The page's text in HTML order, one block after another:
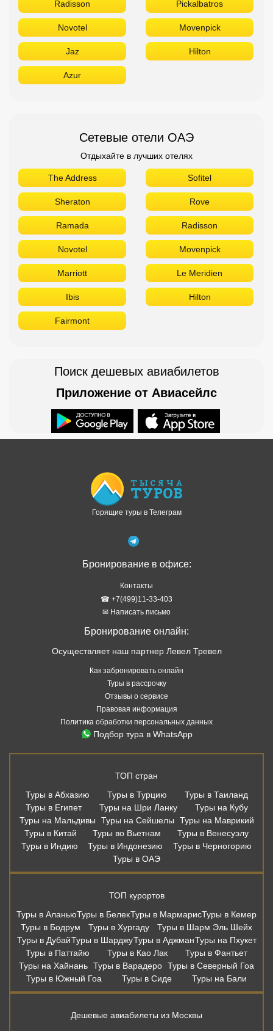
Sheraton Sentido
Radisson Pickalbatros
Novotel Movenpick
Jaz
Сетевые отели ОАЭ
Отдыхайте в лучших отелях
The Address Sofitel
Sheraton Rove
Ramada Radisson
Novotel Movenpick
Marriott Le Meridien
Ibis
Поиск дешевых авиабилетов
Приложение от Авиасейлс
Горящие туры в Телеграм
Бронирование в офисе:
Контакты
✉ Написать письмо
Бронирование онлайн:
Осуществляет наш партнер Левел Тревел
Как забронировать онлайн
Туры в рассрочку
Отзывы о сервисе
Правовая информация
ТОП стран
Туры в Абхазию
Туры в Турцию
Туры в Таиланд
Туры в Египет
Туры на Шри Ланку
Туры на Кубу
Туры на Мальдивы Туры на Сейшелы Туры на Маврикий
Туры во Вьетнам
Туры в Индию
Туры в Индонезию
Туры в Черногорию
ТОП курортов
Туры в АланьюТуры в БелекТуры в МармарисТуры в Кемер
Туры в Бодрум
Туры в Хургаду
Туры в Шарм Эль Шейх
Туры в ДубайТуры в ШарджуТуры в Аджман Туры на Пхукет
Туры в Паттайю
Туры в Као Лак
Туры в Фантьет
Туры на Хайнань Туры в Варадеро Туры в Северный Гоа